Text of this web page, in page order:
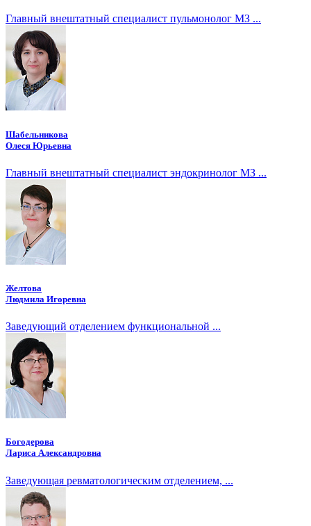
Главный внештатный специалист пульмонолог МЗ ...
Шабельникова
Олеся Юрьевна
Главный внештатный специалист эндокринолог МЗ ...
Желтова
Людмила Игоревна
Заведующий отделением функциональной ...
Богодерова
Лариса Александровна
Заведующая ревматологическим отделением, ...